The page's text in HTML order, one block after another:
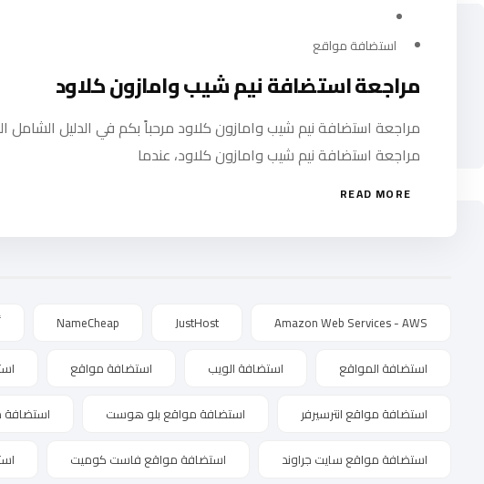
استضافة مواقع
مراجعة استضافة نيم شيب وامازون كلاود
مراجعة استضافة نيم شيب وامازون كلاود مرحباً بكم في الدليل الشامل
مراجعة استضافة نيم شيب وامازون كلاود، عندما
READ MORE
Amazon Web Services - AWS
JustHost
NameCheap
استضافة المواقع استضافة الويب استضافة مواقع
استضافة مواقع انترسيرفر استضافة مواقع بلو هوست
استضافة مواقع سايت جراوند استضافة مواقع فاست كوميت